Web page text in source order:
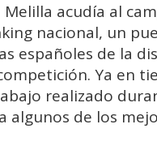
acudía al
nacional, un
españoles de la
Ya en
realizado
de los